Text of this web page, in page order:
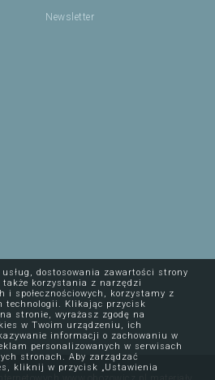
Newsletter
dostosowania zawartości strony
także korzystania z narzędzi
i społecznościowych, korzystamy z
technologii. Klikając przycisk
stronie, wyrażasz zgodę na
w Twoim urządzeniu, ich
informacji o zachowaniu w
personalizowanych w serwisach
stronach. Aby zarządzać
kliknij w przycisk „Ustawienia